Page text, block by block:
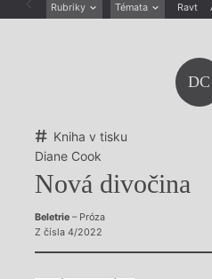
Rubriky Témata Ravt
DC
Kniha v tisku
Diane Cook
Nová divočina
Beletrie– Próza
Z čísla 4/2022